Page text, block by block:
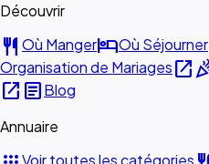
Découvrir
restaurant Où MangerhotelOù Séjourner
Organisation de Mariagesopen_in_new
open_in_new articleBlog
Annuaire